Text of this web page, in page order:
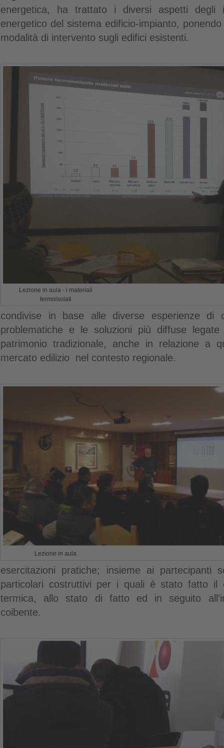
energetica, ha trattato i diversi aspetti degli
energetico del sistema edificio-impianto,
modalità di intervento sugli edifici esistenti.
Lezione in aula - i materiali
termoisolati
condivise in base alle diverse esperienze di
problematiche e le soluzioni più diffuse
patrimonio tradizionale, anche in relazione a
mercato edilizio nel contesto regionale.
Lezione in aula
esercitazioni pratiche; insieme ai partecipanti
particolari costruttivi per i quali è stato fatto il
termica, allo stato di fatto ed in seguito
coibente.